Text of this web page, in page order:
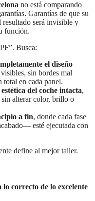
no está comparando
Garantías de que su
resultado será invisible y
función.
Busca:
el diseño
sin bordes mal
total en cada panel.
del coche intacta,
alterar color, brillo o
a fin, donde cada fase
esté ejecutada con
define al mejor taller.
correcto de lo excelente